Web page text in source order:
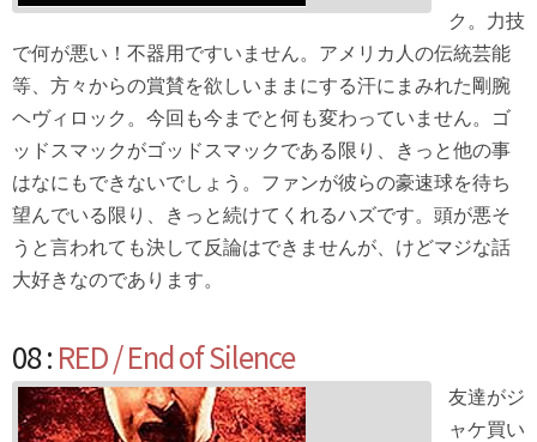
ク。力技
で何が悪い！不器用ですいません。アメリカ人の伝統芸能
等、方々からの賞賛を欲しいままにする汗にまみれた剛腕
ヘヴィロック。今回も今までと何も変わっていません。ゴ
ッドスマックがゴッドスマックである限り、きっと他の事
はなにもできないでしょう。ファンが彼らの豪速球を待ち
望んでいる限り、きっと続けてくれるハズです。頭が悪そ
うと言われても決して反論はできませんが、けどマジな話
大好きなのであります。
08 : RED / End of Silence
友達がジ
ャケ買い